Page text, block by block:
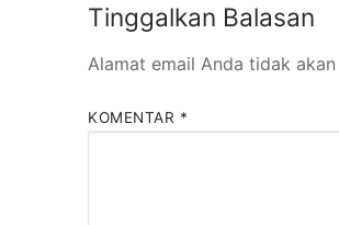
Tinggalkan Balasan
Alamat email Anda tidak
KOMENTAR *